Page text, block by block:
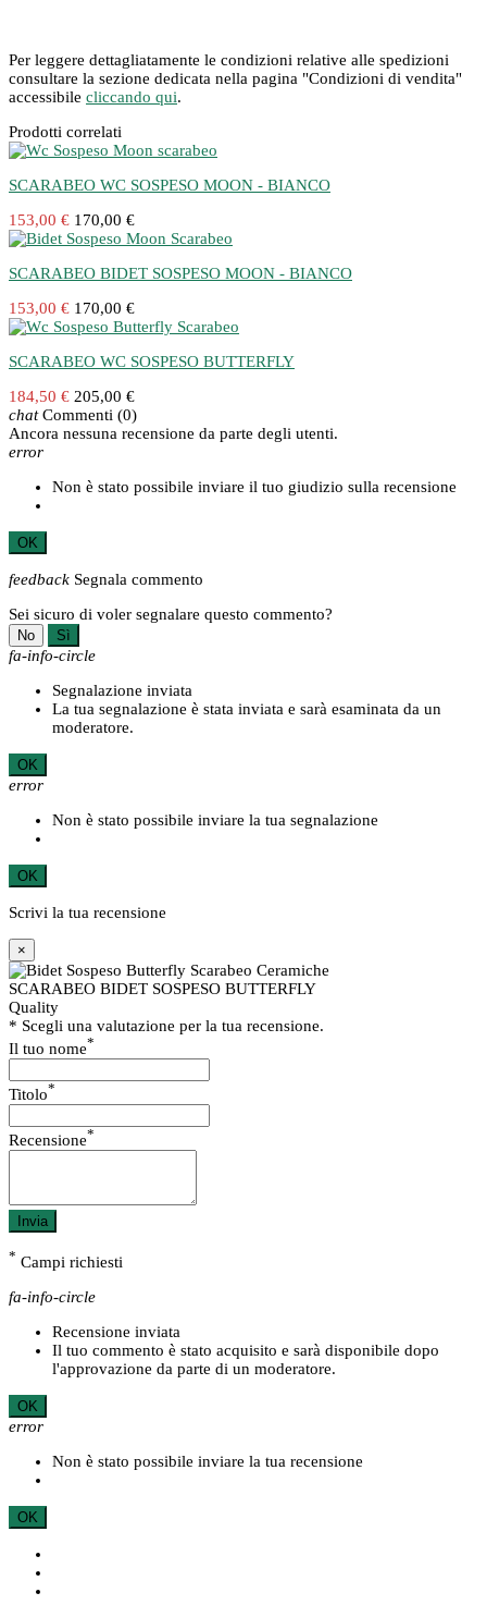
Per leggere dettagliatamente le condizioni relative alle spedizioni
consultare la sezione dedicata nella pagina "Condizioni di vendita"
accessibile cliccando qui.
Prodotti correlati
SCARABEO WC SOSPESO MOON - BIANCO
153,00 € 170,00 €
SCARABEO BIDET SOSPESO MOON - BIANCO
153,00 € 170,00 €
SCARABEO WC SOSPESO BUTTERFLY
184,50 € 205,00 €
chat Commenti (0)
Ancora nessuna recensione da parte degli utenti.
error
Non è stato possibile inviare il tuo giudizio sulla recensione
OK
feedback Segnala commento
Sei sicuro di voler segnalare questo commento?
No Sì
fa-info-circle
Segnalazione inviata
La tua segnalazione è stata inviata e sarà esaminata da un
moderatore.
OK
error
Non è stato possibile inviare la tua segnalazione
OK
Scrivi la tua recensione
×
SCARABEO BIDET SOSPESO BUTTERFLY
Quality
* Scegli una valutazione per la tua recensione.
Il tuo nome*
Titolo*
Recensione*
Invia
* Campi richiesti
fa-info-circle
Recensione inviata
Il tuo commento è stato acquisito e sarà disponibile dopo
l'approvazione da parte di un moderatore.
OK
error
Non è stato possibile inviare la tua recensione
OK